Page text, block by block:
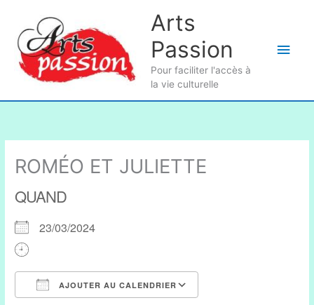
contenu
Arts
Passion
Pour faciliter l'accès à
la vie culturelle
ROMÉO ET JULIETTE
QUAND
23/03/2024
AJOUTER AU CALENDRIER